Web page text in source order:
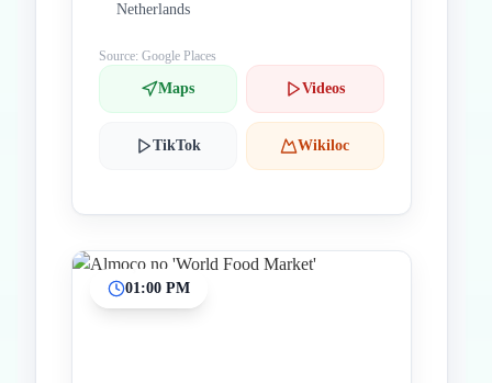
Netherlands
Source: Google Places
Maps Videos
TikTok Wikiloc
01:00 PM